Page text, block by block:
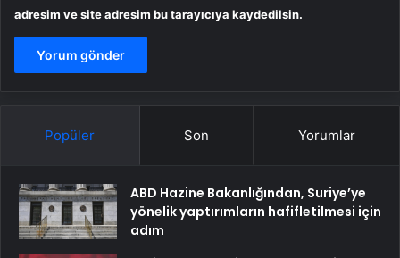
adresim ve site adresim bu tarayıcıya kaydedilsin.
Popüler Son Yorumlar
ABD Hazine Bakanlığından, Suriye’ye
yönelik yaptırımların hafifletilmesi için
adım